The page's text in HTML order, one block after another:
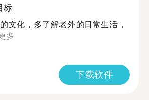
标
文化，多了解老外的日常生活，
多
下载软件